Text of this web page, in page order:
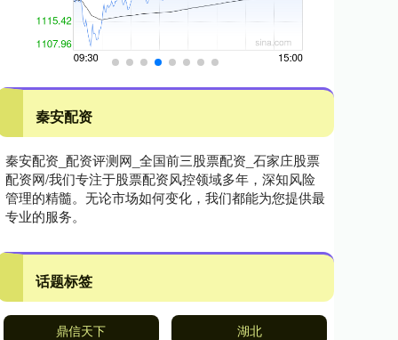
秦安配资
秦安配资_配资评测网_全国前三股票配资_石家庄股票
配资网/我们专注于股票配资风控领域多年，深知风险
管理的精髓。无论市场如何变化，我们都能为您提供最
专业的服务。
话题标签
鼎信天下 湖北